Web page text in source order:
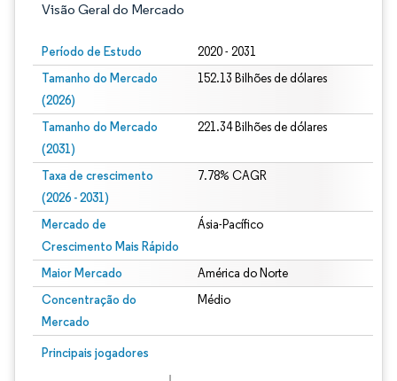
Visão Geral do Mercado
Período de Estudo 2020 - 2031
Tamanho do Mercado
(2026)
152.13 Bilhões de dólares
Tamanho do Mercado
(2031)
221.34 Bilhões de dólares
Taxa de crescimento
(2026 - 2031)
7.78% CAGR
Mercado de
Crescimento Mais Rápido
Ásia-Pacífico
Maior Mercado América do Norte
Concentração do
Mercado
Médio
Principais jogadores
Imagem © Mordor Intelligence. O reuso requer atribuição conforme CC BY 4.0.